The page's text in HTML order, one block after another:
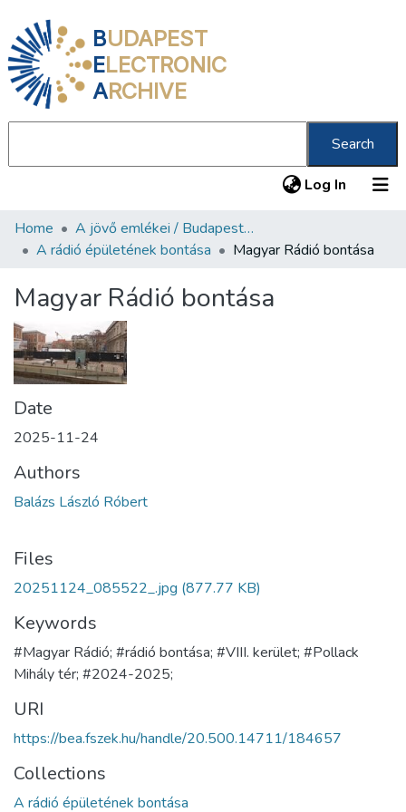
BUDAPEST
ELECTRONIC
ARCHIVE
Search
Log In (current)
Communities & Collections
Statistics
About us
Home
A jövő emlékei / Budapest ma
A rádió épületének bontása
Magyar Rádió bontása
Magyar Rádió bontása
Date
2025-11-24
Authors
Balázs László Róbert
Files
20251124_085522_.jpg (877.77 KB)
Keywords
#Magyar Rádió; #rádió bontása; #VIII. kerület; #Pollack
Mihály tér; #2024-2025;
URI
https://bea.fszek.hu/handle/20.500.14711/184657
Collections
A rádió épületének bontása